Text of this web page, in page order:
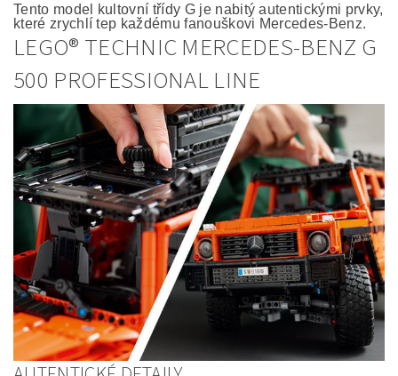
Tento model kultovní třídy G je nabitý autentickými prvky,
které zrychlí tep každému fanouškovi Mercedes-Benz.
LEGO® TECHNIC MERCEDES-BENZ G
500 PROFESSIONAL LINE